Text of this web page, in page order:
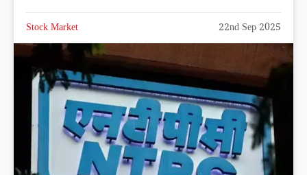
Stock Market 22nd Sep 2025